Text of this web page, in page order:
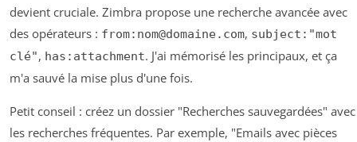
devient cruciale. Zimbra propose une recherche avancée avec
des opérateurs : from: nom@domaine.com, subject:"mot
clé", has:attachment. J'ai mémorisé les principaux, et ça
m'a sauvé la mise plus d'une fois.
Petit conseil : créez un dossier "Recherches sauvegardées" avec
les recherches fréquentes. Par exemple, "Emails avec pièces